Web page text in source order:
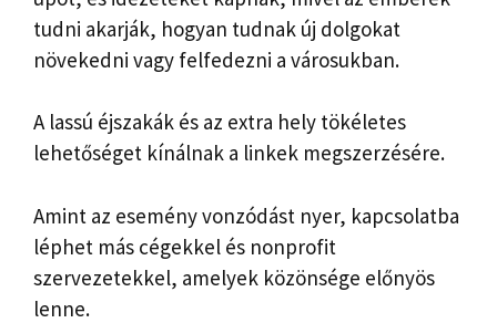
tudni akarják, hogyan tudnak új dolgokat
növekedni vagy felfedezni a városukban.
A lassú éjszakák és az extra hely tökéletes
lehetőséget kínálnak a linkek megszerzésére.
Amint az esemény vonzódást nyer, kapcsolatba
léphet más cégekkel és nonprofit
szervezetekkel, amelyek közönsége előnyös
lenne.